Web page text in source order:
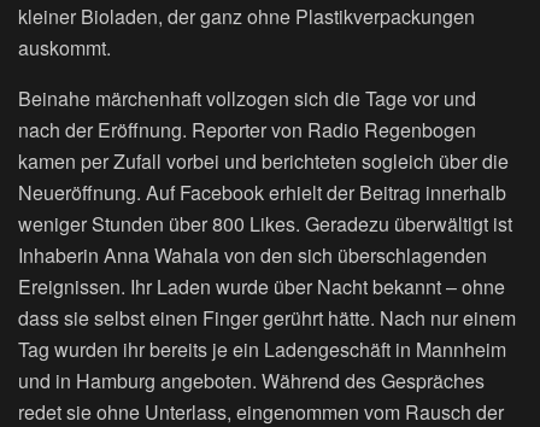
kleiner Bioladen, der ganz ohne Plastikverpackungen
auskommt.
Beinahe märchenhaft vollzogen sich die Tage vor und
nach der Eröffnung. Reporter von Radio Regenbogen
kamen per Zufall vorbei und berichteten sogleich über die
Neueröffnung. Auf Facebook erhielt der Beitrag innerhalb
weniger Stunden über 800 Likes. Geradezu überwältigt ist
Inhaberin Anna Wahala von den sich überschlagenden
Ereignissen. Ihr Laden wurde über Nacht bekannt – ohne
dass sie selbst einen Finger gerührt hätte. Nach nur einem
Tag wurden ihr bereits je ein Ladengeschäft in Mannheim
und in Hamburg angeboten. Während des Gespräches
redet sie ohne Unterlass, eingenommen vom Rausch der